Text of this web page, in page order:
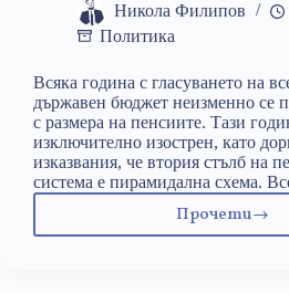
Никола Филипов
Политика
Всяка година с гласуването на
държавен бюджет неизменно се
с размера на пенсиите. Тази
изключително изострен, като
изказвания, че втория стълб на
система е пирамидална схема.
ПрочетиВторият